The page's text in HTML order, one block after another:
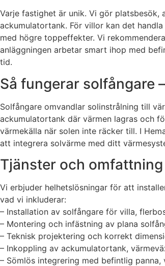
Varje fastighet är unik. Vi gör
ackumulatortank. För villor kan det
med högre toppeffekter. Vi
anläggningen arbetar smart ihop med
tid.
Så fungerar solfångare
Solfångare omvandlar solinstrålning till
ackumulatortank där värmen lagras och
värmekälla när solen inte räcker till. I
att integrera solvärme med ditt
Tjänster och
Vi erbjuder helhetslösningar för att
vad vi inkluderar:
– Installation av solfångare för villa,
– Montering och infästning av plana
– Teknisk projektering och korrekt
– Inkoppling av ackumulatortank,
– Sömlös integrering med befintlig